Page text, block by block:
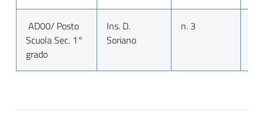
AD00/ Posto
Scuola Sec. 1°
grado
Ins. D.
Soriano
n. 3